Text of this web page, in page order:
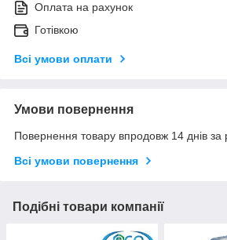
Оплата на рахунок
Готівкою
Всі умови оплати
Умови повернення
Повернення товару впродовж 14 днів за
Всі умови повернення
Подібні товари компанії